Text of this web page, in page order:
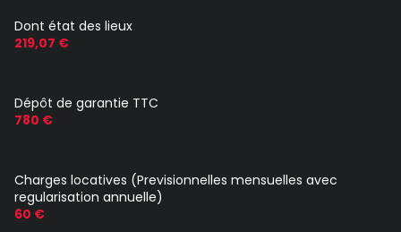
Dont état des lieux
219,07 €
Dépôt de garantie TTC
780 €
Charges locatives (Previsionnelles mensuelles avec
regularisation annuelle)
60 €